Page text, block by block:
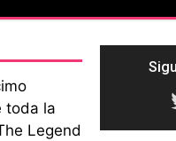
toda la
Legend